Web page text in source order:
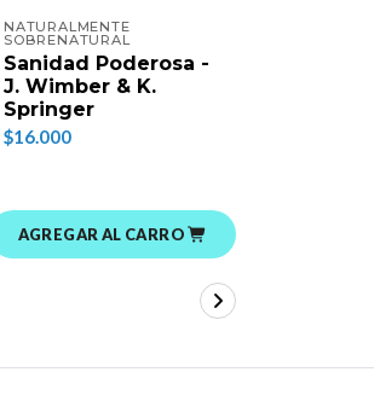
NATURALMENTE
SOBRENATURAL
Sanidad Poderosa -
J. Wimber & K.
Springer
$16.000
AGREGAR AL CARRO